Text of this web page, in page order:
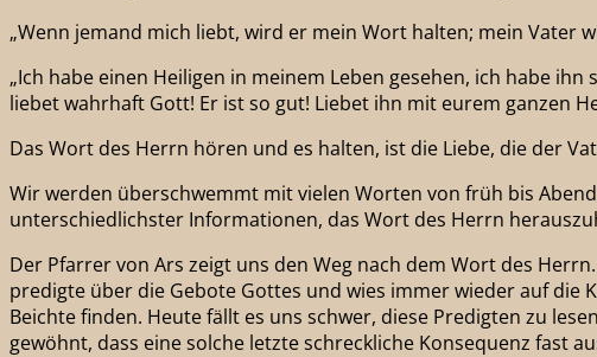
„Wenn jemand mich liebt, wird er mein Wort halten; mein Vater
„Ich habe einen Heiligen in meinem Leben gesehen, ich habe
liebet wahrhaft Gott! Er ist so gut! Liebet ihn mit eurem ganzen
Das Wort des Herrn hören und es halten, ist die Liebe, die der
Wir werden überschwemmt mit vielen Worten von früh bis
unterschiedlichster Informationen, das Wort des Herrn
Der Pfarrer von Ars zeigt uns den Weg nach dem Wort des
predigte über die Gebote Gottes und wies immer wieder auf die
Beichte finden. Heute fällt es uns schwer, diese Predigten zu
gewöhnt, dass eine solche letzte schreckliche Konsequenz fast